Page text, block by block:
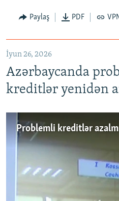
Auto 240p
720p
Paylaş PDF
İyun 26, 2026
Azərbaycanda
kreditlər yenidən
Problemli kreditlər